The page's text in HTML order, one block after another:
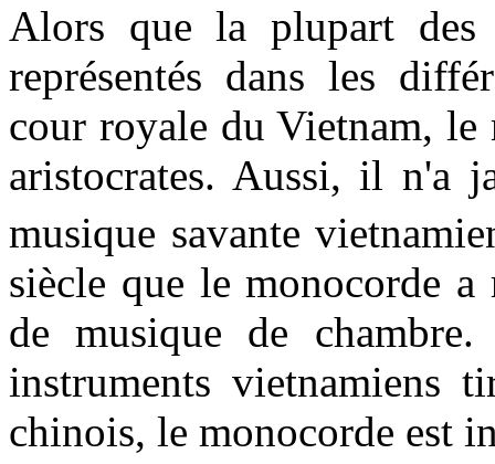
Alors que la plupart des
représentés dans les
cour royale du Vietnam, le
aristocrates. Aussi, il n'a
musique savante
siècle que le monocorde
de musique de
instruments vietnamiens
chinois, le monocorde est